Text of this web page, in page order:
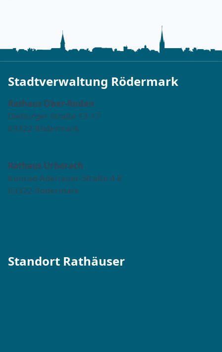
Stadtverwaltung Rödermark
Rathaus Ober-Roden
Dieburger Straße 13-17
63322 Rödermark
Rathaus Urberach
Konrad-Adenauer-Straße 4-8
63322 Rödermark
Standort Rathäuser